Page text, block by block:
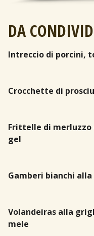
DA
Intreccio di porcini,
Crocchette di
Frittelle di
gel
Gamberi bianchi
Volandeiras alla
mele